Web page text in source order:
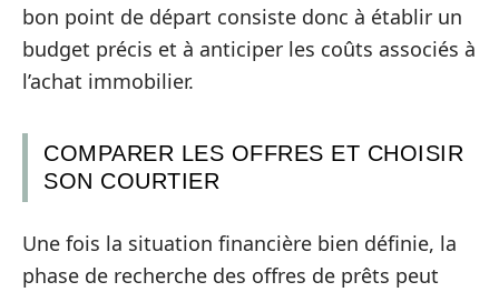
bon point de départ consiste donc à établir un
budget précis et à anticiper les coûts associés à
l’achat immobilier.
COMPARER LES OFFRES ET CHOISIR
SON COURTIER
Une fois la situation financière bien définie, la
phase de recherche des offres de prêts peut